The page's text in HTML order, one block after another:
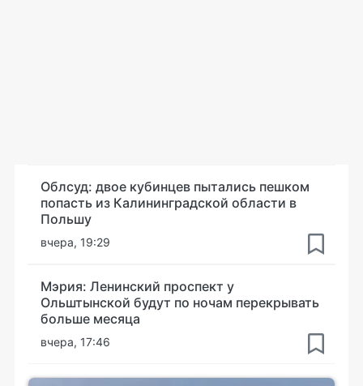
Облсуд: двое кубинцев пытались пешком
попасть из Калининградской области в
Польшу
вчера, 19:29
Мэрия: Ленинский проспект у
Ольштынской будут по ночам перекрывать
больше месяца
вчера, 17:46